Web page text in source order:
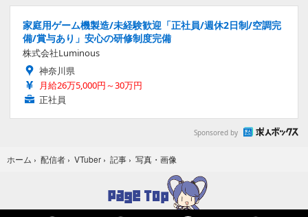
家庭用ゲーム機製造/未経験歓迎「正社員/週休2日制/空調完
備/賞与あり」安心の研修制度完備
株式会社Luminous
神奈川県
月給26万5,000円～30万円
正社員
Sponsored by
ホーム › 配信者 › VTuber › 記事 › 写真・画像